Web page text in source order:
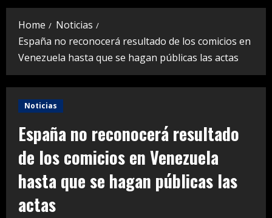
Home
Noticias
España no reconocerá resultado de los comicios en
Venezuela hasta que se hagan públicas las actas
Noticias
España no reconocerá resultado
de los comicios en Venezuela
hasta que se hagan públicas las
actas